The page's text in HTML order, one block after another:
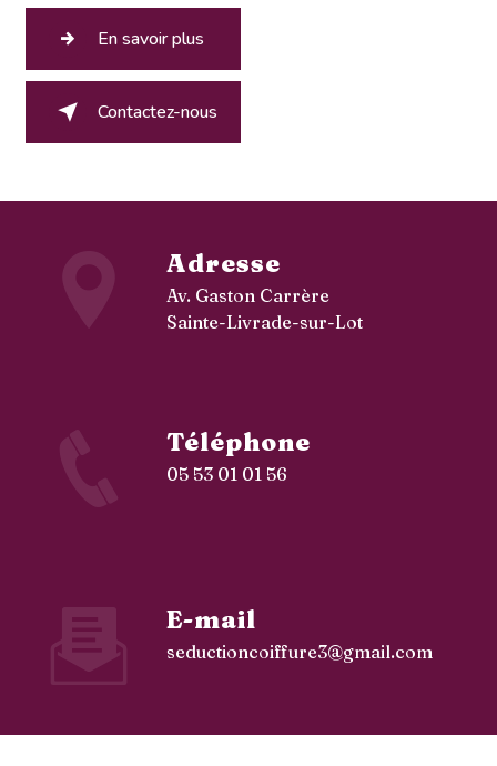
En savoir plus
Contactez-nous
Adresse
Av. Gaston Carrère
Sainte-Livrade-sur-Lot
Téléphone
05 53 01 01 56
E-mail
seductioncoiffure3@gmail.com